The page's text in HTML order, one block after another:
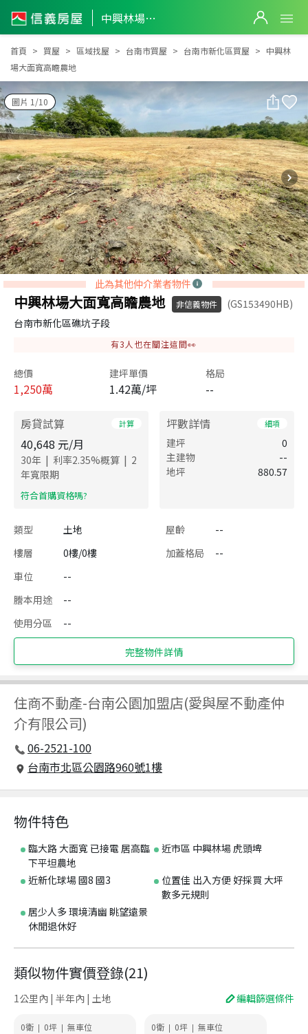
中興林場大面寬高瞻農地
中興林場大面寬高瞻農地
首頁 買屋 區域找屋 台南市買屋 台南市新化區買屋
中興林
場大面寬高瞻農地
圖片 1/10
此為其他仲介業者物件
中興林場大面寬高瞻農地 非信義物件
(GS153490HB)
台南市新化區礁坑子段
有3 人也在關注這間👀
總價
1,250萬
建坪單價
1.42萬/坪
格局
--
房貸試算 計算
40,648 元/月
30年 | 利率2.35%概算 | 2
年寬限期
​符合首購資格嗎?
坪數詳情 細項
建坪
0
主建物
--
地坪
880.57
類型 土地 屋齡
--
樓層
0樓/0樓 加蓋格局
--
車位
--
謄本用途
--
使用分區
--
完整物件詳情
住商不動產-台南公園加盟店(愛與屋不動產仲
介有限公司)
06-2521-100
台南市北區公園路960號1樓
物件特色
臨大路 大面寬 已接電 居高臨
下平坦農地
近市區 中興林場 虎頭埤
近新化球場 國8 國3
位置佳 出入方便 好採買 大坪
數多元規則
居少人多 環境清幽 眺望遠景
休閒退休好
類似物件實價登錄(21)
1公里內 | 半年內 | 土地 編輯篩選條件
0衛 | 0坪 | 無車位 0衛 | 0坪 | 無車位